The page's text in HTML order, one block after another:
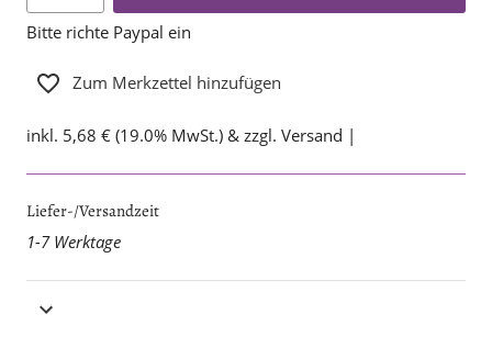
Bitte richte Paypal ein
Zum Merkzettel hinzufügen
inkl. 5,68 € (19.0% MwSt.) & zzgl. Versand |
Liefer-/Versandzeit
1-7 Werktage